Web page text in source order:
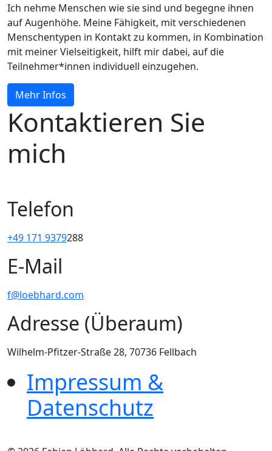
Ich nehme Menschen wie sie sind und begegne ihnen
auf Augenhöhe. Meine Fähigkeit, mit verschiedenen
Menschentypen in Kontakt zu kommen, in Kombination
mit meiner Vielseitigkeit, hilft mir dabei, auf die
Teilnehmer*innen individuell einzugehen.
Mehr Infos
Kontaktieren Sie
mich
Telefon
+49 171 9379288
E-Mail
f@loebhard.com
Adresse (Überaum)
Wilhelm-Pfitzer-Straße 28, 70736 Fellbach
Impressum &
Datenschutz